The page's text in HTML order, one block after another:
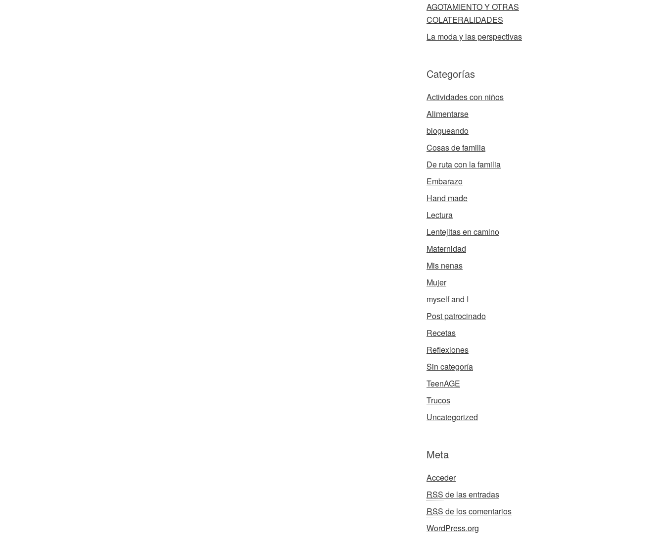
AGOTAMIENTO Y OTRAS
COLATERALIDADES
La moda y las perspectivas
Categorías
Actividades con niños
Alimentarse
blogueando
Cosas de familia
De ruta con la familia
Embarazo
Hand made
Lectura
Lentejitas en camino
Maternidad
Mis nenas
Mujer
myself and I
Post patrocinado
Recetas
Reflexiones
Sin categoría
TeenAGE
Trucos
Uncategorized
Meta
Acceder
RSS de las entradas
RSS de los comentarios
WordPress.org